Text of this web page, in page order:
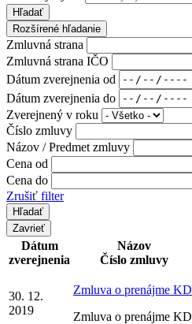
Hľadať
Rozšírené hľadanie
Zmluvná strana
Zmluvná strana IČO
Dátum zverejnenia od
Dátum zverejnenia do
Zverejnený v roku
Číslo zmluvy
Názov / Predmet zmluvy
Cena od
Cena do
Zrušiť filter
Zavrieť
Dátum
zverejnenia
Názov
Číslo zmluvy
30. 12.
2019
Zmluva o prenájme KD
Zmluva o prenájme KD